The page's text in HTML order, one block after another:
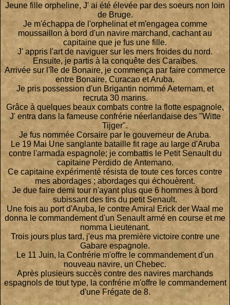
Jeune fille orpheline, J' ai été élevée par des soeurs non loin
de Bruge.
Je m'échappa de l'orphelinat et m'engagea comme
moussaillon à bord d'un navire marchand, cachant au
capitaine que je fus une fille.
J' appris l'art de naviguer sur les mers froides du nord.
Ensuite, je partis à la conquête des Caraïbes.
Arrivée sur l'île de Bonaire, je commença par faire commerce
entre Bonaire, Curacao et Aruba.
Je pris possession d'un Brigantin nommé Aeternam, et
recruta 30 marins.
Grâce à quelques beaux combats contre la flotte espagnole,
J' entra dans la fameuse confrérie néerlandaise des "Witte
Tijger".
Je fus nommée Corsaire par le gouverneur de Aruba.
Le 19 Mai Une sanglante bataille fit rage au large d'Aruba
contre l'armada espagnole; je combattis le Petit Senault du
capitaine Perdido de Antemano.
Ce capitaine expérimenté résista de toute ces forces contre
mes abordages ; abordages qui échouèrent.
Je due faire demi tour n'ayant plus que 6 hommes à bord
subissant des tirs du petit Senault.
Une fois au port d'Aruba, le contre Amiral Erick der Waal me
donna le commandement d'un Senault armé en course et me
nomma Lieutenant.
Trois jours plus tard, j'eus ma première victoire contre une
Gabare espagnole.
Le 11 Juin, la Confrérie m'offre le commandement d'un
nouveau navire, un Chebec.
Après plusieurs succès contre des navires marchands
espagnols de tout type, la confrérie m'offre le commandement
d'une Frégate de 8.